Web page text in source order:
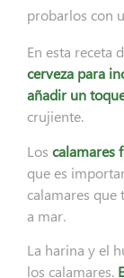
probarlos con
En esta receta
cerveza para
añadir un
crujiente.
Los calamares
que es
calamares
a mar.
La harina y el
los calamares.